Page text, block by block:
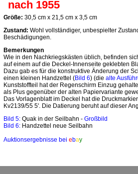
nach 1955
Größe: 30,5 cm x 21,5 cm x 3,5 cm
Zustand: Wohl vollständiger, unbespielter
Beschädigungen.
Bemerkungen
Wie in den Nachkriegskästen üblich, befinden
auf einem auf die Deckel-Innenseite geklebten
Dazu gab es für die konstruktive Änderung der
einen kleinen Handzettel (Bild 6) (die alte
Kunststoffteil hat der Regenschirm Einzug
als Plus gegenüber der alten Papiervariante
Das Vorlagenblatt im Deckel hat die
Kv2139/55 5'. Die Datierung beruht auf dieser
Bild 5: Quak in der Seilbahn - Großbild
Bild 6: Handzettel neue Seilbahn
Auktionsergebnisse bei ebay